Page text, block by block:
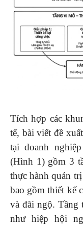
Tích hợp các
tế, bài viết đề
tại doanh
(Hình 1) gồm 3
thực hành quản
bao gồm thiết kế
và đãi ngộ. Tầng
như hiệp hội